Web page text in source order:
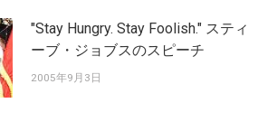
"Stay Hungry. Stay Foolish." スティ
ーブ・ジョブスのスピーチ
2005年9月3日